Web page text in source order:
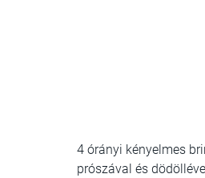
4 órányi kényelmes
prószával és